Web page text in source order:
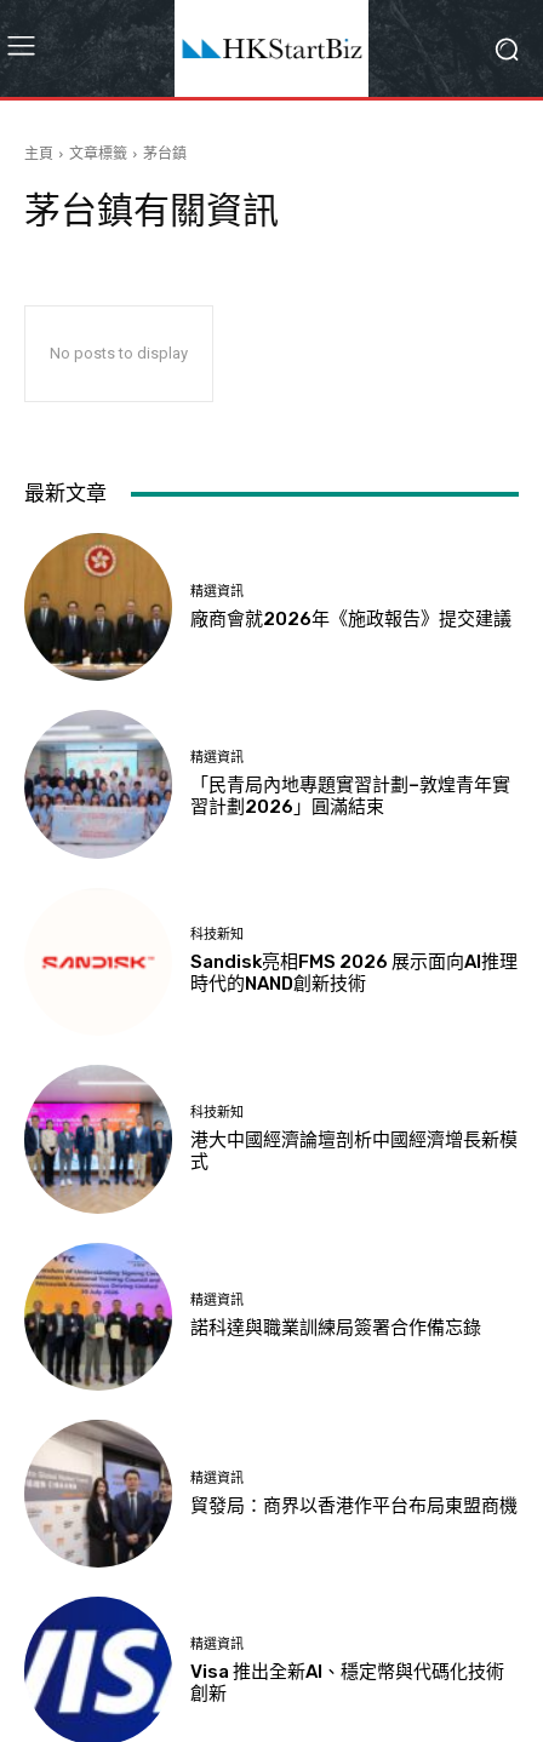
主頁 文章標籤 茅台鎮
茅台鎮有關資訊
No posts to display
最新文章
精選資訊
廠商會就2026年《施政報告》提交建議
精選資訊
「民青局內地專題實習計劃–敦煌青年實
習計劃2026」圓滿結束
科技新知
Sandisk亮相FMS 2026 展示面向AI推理
時代的NAND創新技術
科技新知
港大中國經濟論壇剖析中國經濟增長新模
式
精選資訊
諾科達與職業訓練局簽署合作備忘錄
精選資訊
貿發局：商界以香港作平台布局東盟商機
精選資訊
Visa 推出全新AI、穩定幣與代碼化技術
創新